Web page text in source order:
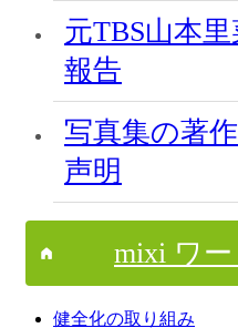
元TBS山本
報告
写真集の著
声明
mixi ワ
健全化の取り組み